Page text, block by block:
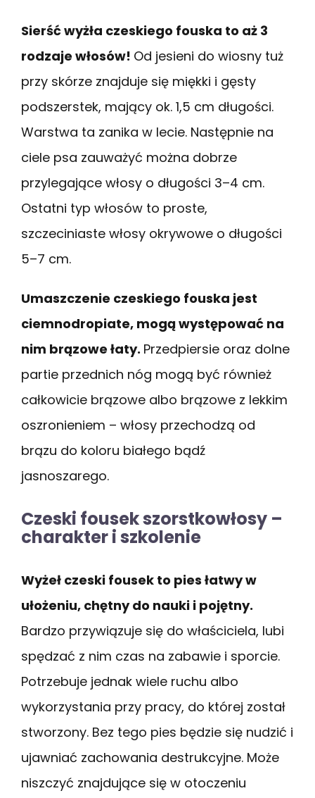
Sierść wyżła czeskiego fouska to aż 3
rodzaje włosów! Od jesieni do wiosny tuż
przy skórze znajduje się miękki i gęsty
podszerstek, mający ok. 1,5 cm długości.
Warstwa ta zanika w lecie. Następnie na
ciele psa zauważyć można dobrze
przylegające włosy o długości 3–4 cm.
Ostatni typ włosów to proste,
szczeciniaste włosy okrywowe o długości
5–7 cm.
Umaszczenie czeskiego fouska jest
ciemnodropiate, mogą występować na
nim brązowe łaty. Przedpiersie oraz dolne
partie przednich nóg mogą być również
całkowicie brązowe albo brązowe z lekkim
oszronieniem – włosy przechodzą od
brązu do koloru białego bądź
jasnoszarego.
Czeski fousek szorstkowłosy –
charakter i szkolenie
Wyżeł czeski fousek to pies łatwy w
ułożeniu, chętny do nauki i pojętny.
Bardzo przywiązuje się do właściciela, lubi
spędzać z nim czas na zabawie i sporcie.
Potrzebuje jednak wiele ruchu albo
wykorzystania przy pracy, do której został
stworzony. Bez tego pies będzie się nudzić i
ujawniać zachowania destrukcyjne. Może
niszczyć znajdujące się w otoczeniu